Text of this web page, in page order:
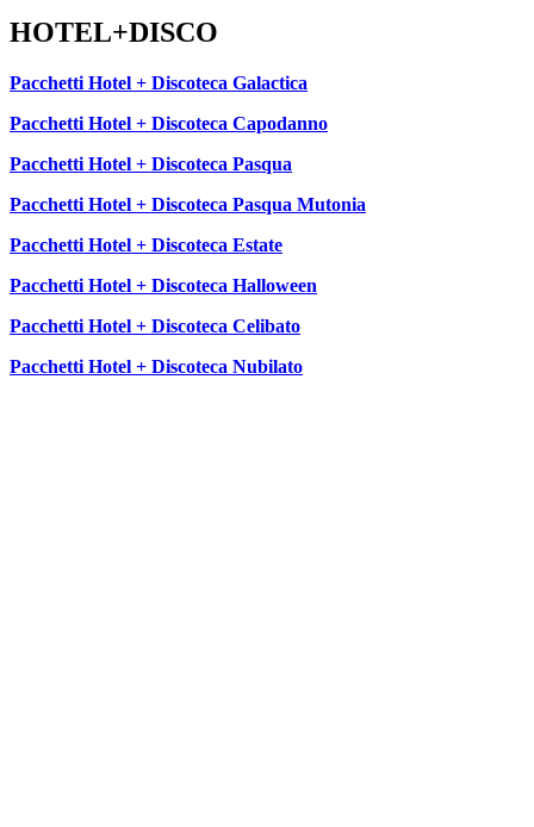
HOTEL+DISCO
Pacchetti Hotel + Discoteca Galactica
Pacchetti Hotel + Discoteca Capodanno
Pacchetti Hotel + Discoteca Pasqua
Pacchetti Hotel + Discoteca Pasqua Mutonia
Pacchetti Hotel + Discoteca Estate
Pacchetti Hotel + Discoteca Halloween
Pacchetti Hotel + Discoteca Celibato
Pacchetti Hotel + Discoteca Nubilato